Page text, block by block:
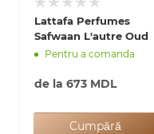
Lattafa Perfumes
Safwaan L'autre Oud
Pentru a comanda
de la 673 MDL
Cumpără